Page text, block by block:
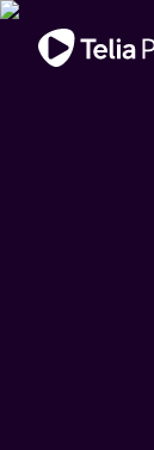
Viktigt meddelande